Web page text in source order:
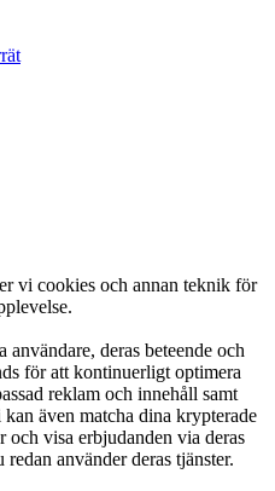
vi cookies och annan teknik för
deras beteende och
för att kontinuerligt optimera
reklam och innehåll samt
även matcha dina krypterade
och visa erbjudanden via deras
använder deras tjänster.